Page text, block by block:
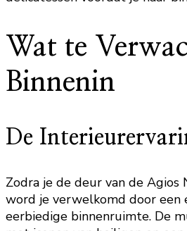
Wat te
Binnenin
De
Zodra je de deur van de Agios
word je verwelkomd door een
eerbiedige binnenruimte. De